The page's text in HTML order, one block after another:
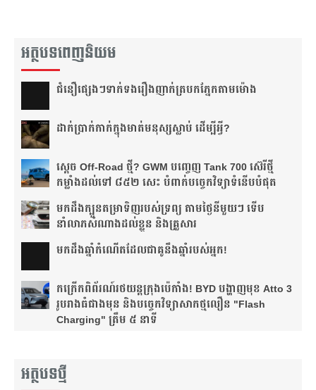
អត្ថបទពេញនិយម
ជំនឿ​ផ្សេងៗ​ទាក់ទង​រឿង​ញាក់​ត្របក​ភ្នែក​តាម​ម៉ោង​
ដាក់​ប្រាក់​កាក់​ក្នុង​មាត់​មនុស្ស​ស្លាប់ ដើម្បី​អ្វី?
ស្តេច Off-Road ថ្មី? GWM បញ្ចេញ Tank 700 ស៊េរីថ្មី
កម្លាំងដល់ទៅ ៨៥២ សេះ បំពាក់បច្ចេកវិទ្យាទំនើបបំផុត
មកដឹងក្បួនតម្រាទិញរបស់ទ្រព្យ តាមថ្ងៃនីមួយៗ ទើប
នាំលាភសំណាងដល់ខ្លួន និងគ្រួសារ
មក​ដឹងឆ្នាំ​កំណើត​ដែល​ជា​គូ​នឹង​ឆ្នាំ​របស់​អ្នក!​
កក្រើកពិព័រណ៍រថយន្តក្រុងប៉េកាំង! BYD បង្ហាញមុខ Atto 3
រូបរាងធំជាងមុន និងបច្ចេកវិទ្យាសាកថ្មលឿន "Flash
Charging" ត្រឹម ៥ នាទី
អត្ថបទថ្មី